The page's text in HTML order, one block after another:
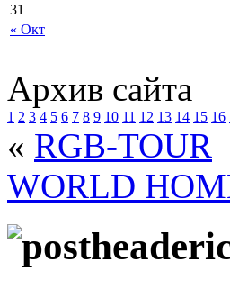
« Окт
31
Архив сайта
1 2 3 4 5 6 7 8 9 10 11 12 13 14 15 16
« RGB-TOUR
WORLD